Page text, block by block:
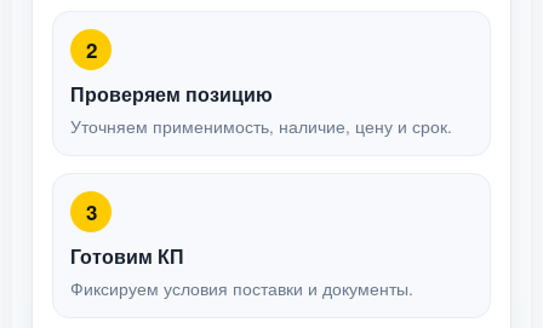
2
Проверяем позицию
Уточняем применимость, наличие, цену и срок.
3
Готовим КП
Фиксируем условия поставки и документы.